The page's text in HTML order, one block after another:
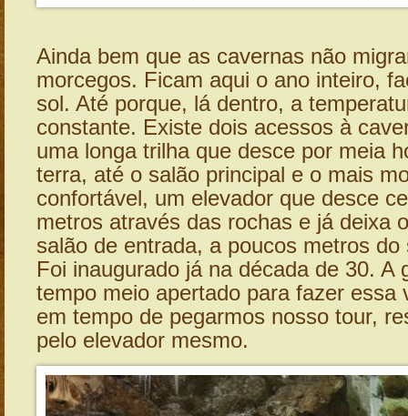
Ainda bem que as cavernas não
morcegos. Ficam aqui o ano inteiro,
sol. Até porque, lá dentro, a
constante. Existe dois acessos à
uma longa trilha que desce por meia
terra, até o salão principal e o mais
confortável, um elevador que desce
metros através das rochas e já deixa
salão de entrada, a poucos metros do
Foi inaugurado já na década de 30. A
tempo meio apertado para fazer essa
em tempo de pegarmos nosso tour,
pelo elevador mesmo.